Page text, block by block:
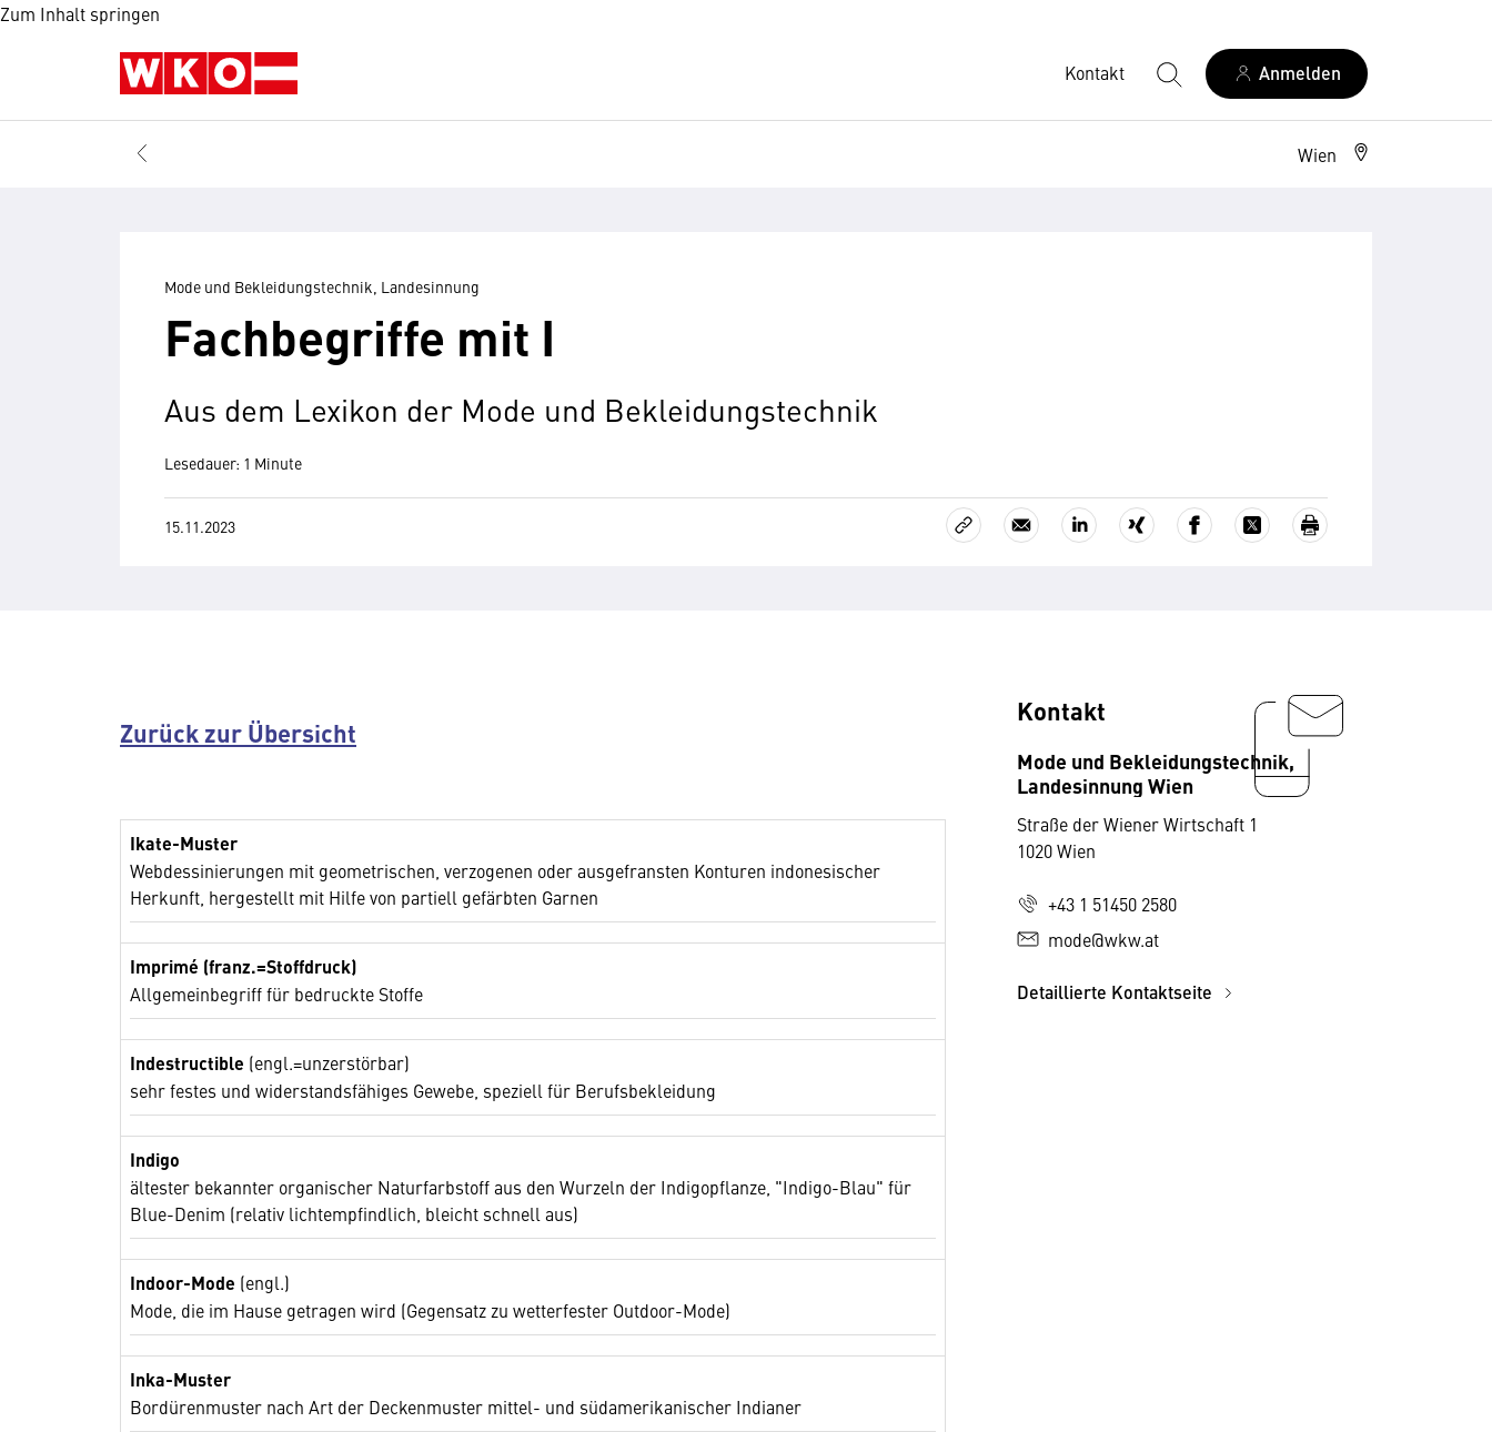
Zum Inhalt springen
Kontakt Anmelden
Wien
Mode und Bekleidungstechnik, Landesinnung
Fachbegriffe mit I
Aus dem Lexikon der Mode und Bekleidungstechnik
Lesedauer: 1 Minute
15.11.2023
Zurück zur Übersicht
Ikate-Muster
Webdessinierungen mit geometrischen, verzogenen oder ausgefransten Konturen indonesischer
Herkunft, hergestellt mit Hilfe von partiell gefärbten Garnen
Imprimé (franz.=Stoffdruck)
Allgemeinbegriff für bedruckte Stoffe
Indestructible (engl.=unzerstörbar)
sehr festes und widerstandsfähiges Gewebe, speziell für Berufsbekleidung
Indigo
ältester bekannter organischer Naturfarbstoff aus den Wurzeln der Indigopflanze, "Indigo-Blau" für
Blue-Denim (relativ lichtempfindlich, bleicht schnell aus)
Indoor-Mode (engl.)
Mode, die im Hause getragen wird (Gegensatz zu wetterfester Outdoor-Mode)
Inka-Muster
Bordürenmuster nach Art der Deckenmuster mittel- und südamerikanischer Indianer
Kontakt
Mode und Bekleidungstechnik,
Landesinnung Wien
Straße der Wiener Wirtschaft 1
1020 Wien
+43 1 51450 2580
mode@wkw.at
Detaillierte Kontaktseite